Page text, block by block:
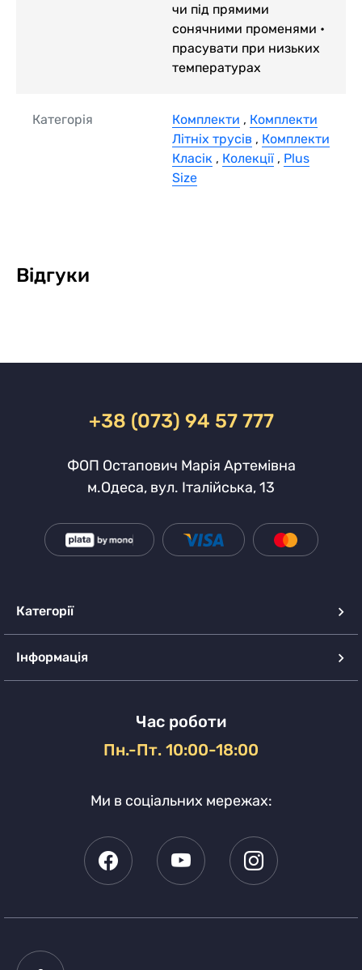
чи під прямими
сонячними променями •
прасувати при низьких
температурах
Категорія Комплекти , Комплекти
Літніх трусів , Комплекти
Класік , Колекції , Plus
Size
Відгуки
+38 (073) 94 57 777
ФОП Остапович Марія Артемівна
м.Одеса, вул. Італійська, 13
Категорії
Інформація
Час роботи
Пн.-Пт. 10:00-18:00
Ми в соціальних мережах: